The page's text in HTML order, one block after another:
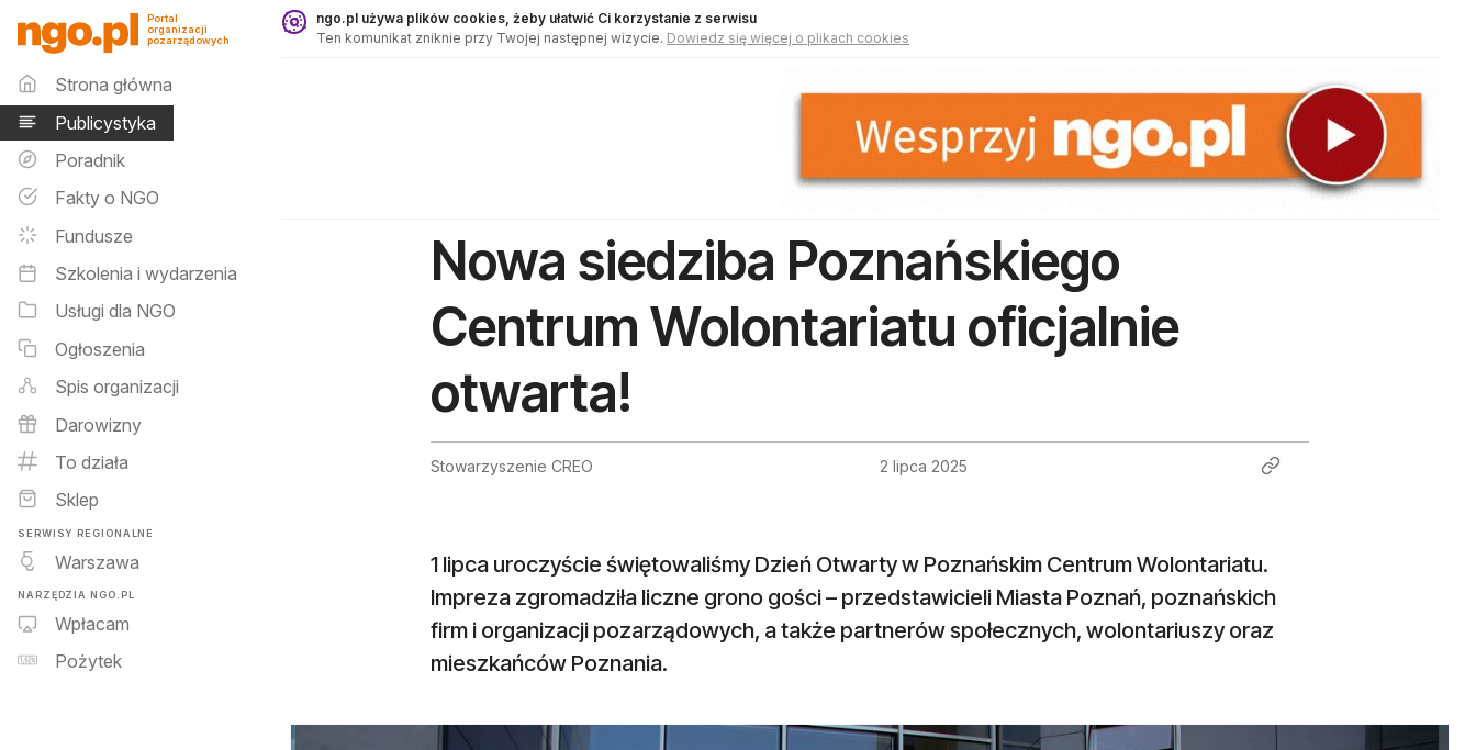
Publicystyka - ngo.pl
Portal
organizacji
pozarządowych
Menu główne
Strona główna
Publicystyka
Poradnik
Fakty o NGO
Fundusze
Szkolenia i wydarzenia
Usługi dla NGO
Ogłoszenia
Spis organizacji
Darowizny
To działa
Sklep
SERWISY REGIONALNE
Warszawa
NARZĘDZIA NGO.PL
Wpłacam
Pożytek
ngo.pl używa plików cookies, żeby ułatwić Ci korzystanie z serwisu
Ten komunikat zniknie przy Twojej następnej wizycie. Dowiedz się więcej o plikach cookies
Nowa siedziba Poznańskiego
Centrum Wolontariatu oficjalnie
otwarta!
Stowarzyszenie CREO 2 lipca 2025
1 lipca uroczyście świętowaliśmy Dzień Otwarty w Poznańskim Centrum Wolontariatu.
Impreza zgromadziła liczne grono gości – przedstawicieli Miasta Poznań, poznańskich
firm i organizacji pozarządowych, a także partnerów społecznych, wolontariuszy oraz
mieszkańców Poznania.